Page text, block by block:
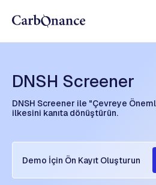
DNSH Screener
DNSH Screener ile "Çevreye
ilkesini kanıta dönüştürün.
Demo İçin Ön Kayıt Oluşturun